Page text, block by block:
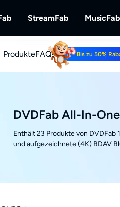
DVDFab
Umfassende Lösungen für DVD/Blu-
StreamFab
StreamFab
Streaming-Videos
MusicFab
ProdukteFAQs Bis zu 50%
DVDFab All-In-
Enthält 23 Produkte von
und aufgezeichnete (4K) BDAV